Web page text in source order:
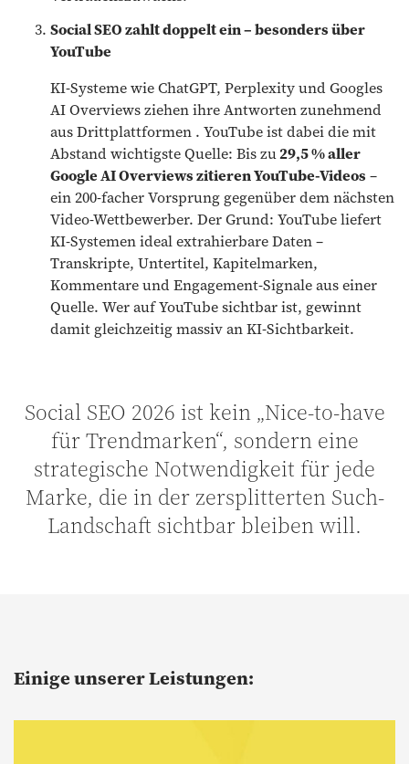
Social SEO zahlt doppelt ein – besonders über
YouTube
KI-Systeme wie ChatGPT, Perplexity und Googles
AI Overviews ziehen ihre Antworten zunehmend
aus Drittplattformen . YouTube ist dabei die mit
Abstand wichtigste Quelle: Bis zu29,5 % aller
Google AI Overviews zitieren YouTube-Videos –
ein 200-facher Vorsprung gegenüber dem nächsten
Video-Wettbewerber. Der Grund: YouTube liefert
KI-Systemen ideal extrahierbare Daten –
Transkripte, Untertitel, Kapitelmarken,
Kommentare und Engagement-Signale aus einer
Quelle. Wer auf YouTube sichtbar ist, gewinnt
damit gleichzeitig massiv an KI-Sichtbarkeit.
Social SEO 2026 ist kein „Nice-to-have
für Trendmarken“, sondern eine
strategische Notwendigkeit für jede
Marke, die in der zersplitterten Such-
Landschaft sichtbar bleiben will.
Einige unserer Leistungen: